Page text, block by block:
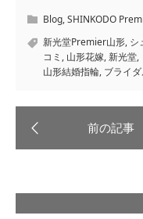
Blog,SHINKODO
新光堂Premier山形, シ
コミ , 山形花嫁,新光堂,
山形結婚指輪, ブライ